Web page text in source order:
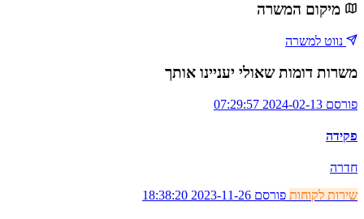
מיקום המשרה
נווט למשרה
משרות דומות שאולי יעניינו אותך
פורסם 2024-02-13 07:29:57
פקידה
חדרה
שירות לקוחות פורסם 2023-11-26 18:38:20